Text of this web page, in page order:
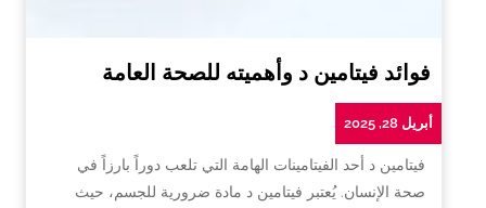
فوائد فيتامين د وأهميته للصحة العامة
أبريل 28, 2025
فيتامين د أحد الفيتامينات الهامة التي تلعب دوراً بارزاً في
صحة الإنسان. يُعتبر فيتامين د مادة ضرورية للجسم، حيث